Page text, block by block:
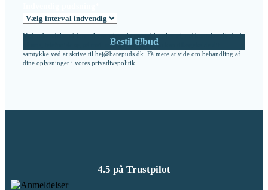
Ved indsendelse af formularen giver du samtykke til at vi, må kontakte dig både
på sms, telefonisk og på mail med vores tilbud. Du kan tilbagekalde dit
samtykke ved at skrive til hej@barepuds.dk. Få mere at vide om behandling af
dine oplysninger i vores privatlivspolitik.
4.5 på Trustpilot